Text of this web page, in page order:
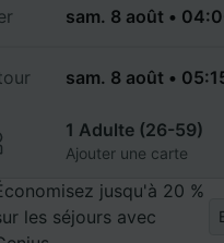
1 Adulte (26-59)
Ajouter une carte
jusqu'à 20 %
les séjours avec